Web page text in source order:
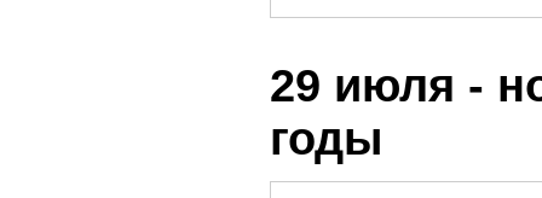
29 июля -
годы